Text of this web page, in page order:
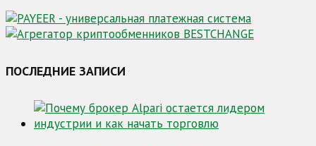
ПОСЛЕДНИЕ ЗАПИСИ